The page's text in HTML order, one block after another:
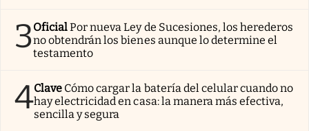
3OficialPor nueva Ley de Sucesiones, los herederos
no obtendrán los bienes aunque lo determine el
testamento
4Clave Cómo cargar la batería del celular cuando no
hay electricidad en casa: la manera más efectiva,
sencilla y segura